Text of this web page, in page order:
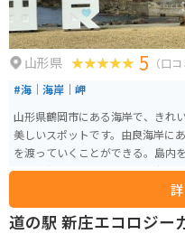
山形県 5 （口
#海｜海岸｜岬
山形県鶴岡市にある海岸で、きれ
美しいスポットです。由良海岸に
を渡っていくことができる。島内
白山神社が位置しています。海岸
なりますが、それ以外の季節でも
す。
道の駅 新庄エコロジー